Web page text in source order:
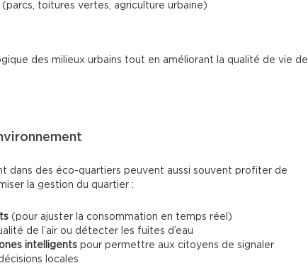
(parcs, toitures vertes, agriculture urbaine)
des milieux urbains tout en améliorant la qualité de vie de
dans des éco-quartiers peuvent aussi souvent profiter de
la gestion du quartier :
(pour ajuster la consommation en temps réel)
de l’air ou détecter les fuites d’eau
intelligents pour permettre aux citoyens de signaler
locales